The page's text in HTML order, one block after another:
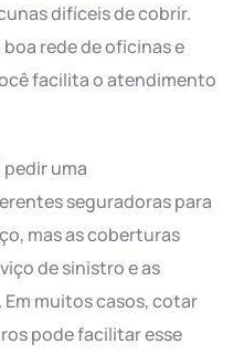
difíceis de cobrir.
rede de oficinas e
facilita o atendimento
pedir uma
seguradoras para
mas as coberturas
de sinistro e as
muitos casos, cotar
pode facilitar esse